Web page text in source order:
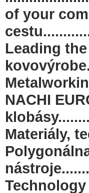
of your
Leading
NACHI
Materiály,